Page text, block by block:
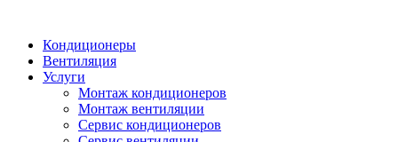
Кондиционеры
Вентиляция
Услуги
Монтаж кондиционеров
Монтаж вентиляции
Сервис кондиционеров